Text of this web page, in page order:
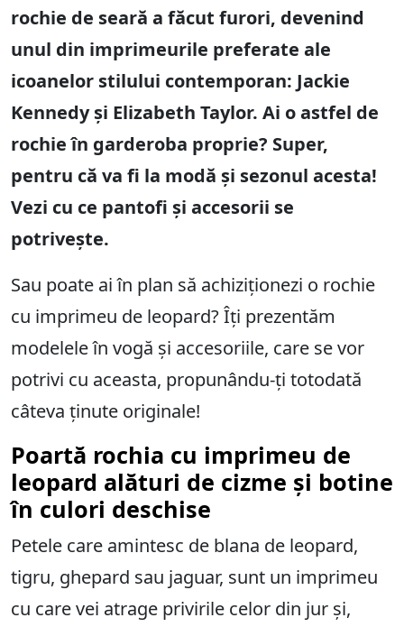
rochie de seară a făcut furori, devenind
unul din imprimeurile preferate ale
icoanelor stilului contemporan: Jackie
Kennedy și Elizabeth Taylor. Ai o astfel de
rochie în garderoba proprie? Super,
pentru că va fi la modă și sezonul acesta!
Vezi cu ce pantofi și accesorii se
potrivește.
Sau poate ai în plan să achiziționezi o rochie
cu imprimeu de leopard? Îți prezentăm
modelele în vogă și accesoriile, care se vor
potrivi cu aceasta, propunându-ți totodată
câteva ținute originale!
Poartă rochia cu imprimeu de
leopard alături de cizme și botine
în culori deschise
Petele care amintesc de blana de leopard,
tigru, ghepard sau jaguar, sunt un imprimeu
cu care vei atrage privirile celor din jur și,